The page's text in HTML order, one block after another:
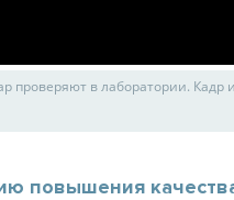
проверяют в лаборатории. Кадр
повышения